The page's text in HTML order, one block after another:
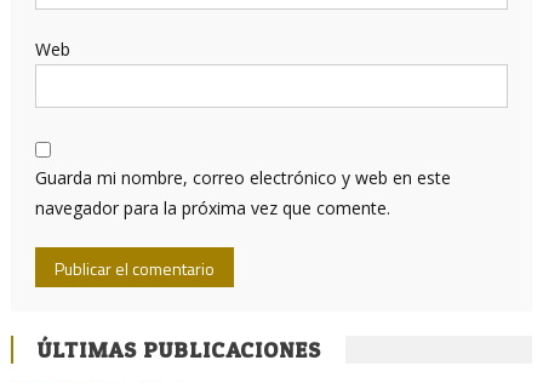
Web
Guarda mi nombre, correo electrónico y web en este
navegador para la próxima vez que comente.
ÚLTIMAS PUBLICACIONES